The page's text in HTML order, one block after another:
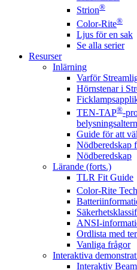
Strion®
Color-Rite®
Ljus för en sak
Se alla serier
Resurser
Inlärning
Varför
Hörnstenar i
TEN-TAP®-
Guide för att
Nödberedskap
Nödberedskap
Lärande (forts.)
TLR Fit Guide
Color-Rite
ANSI-
Ordlista med
Vanliga frågor
Interaktiva
Interaktiv